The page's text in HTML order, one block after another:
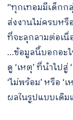
“ทุกเทอมมีเด็กก
ส่งงานไม่ครบหรื
ที่จะลุกลามต่อเ
…ข้อมูลนี้บอกอะ
ดู ‘เหตุ’ ที่นำไป
‘ไม่พร้อม’ หรือ ‘
ผลในรูปแบบเดิ